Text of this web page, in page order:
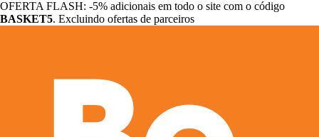
OFERTA FLASH: -5% adicionais em todo o site com o código
BASKET5. Excluindo ofertas de parceiros